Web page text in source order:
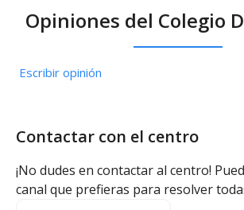
Opiniones del Colegio
Escribir opinión
Contactar con el centro
¡No dudes en contactar al centro!
canal que prefieras para resolver